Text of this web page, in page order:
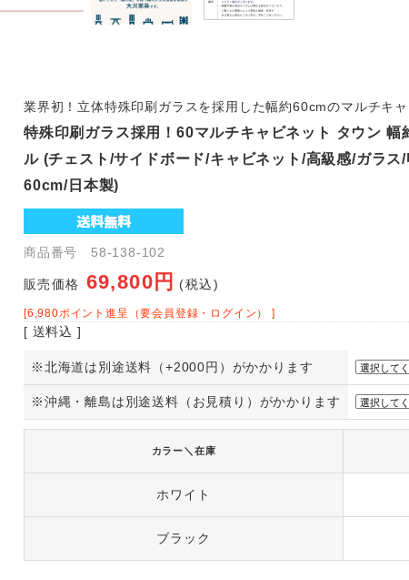
業界初！立体特殊印刷ガラスを採用した幅約60cmのマルチキ
特殊印刷ガラス採用！60マルチキャビネット タウン 幅
ル (チェスト/サイドボード/キャビネット/高級感/ガラス
60cm/日本製)
商品番号 58-138-102
販売価格 69,800円 (税込)
[6,980ポイント進呈（要会員登録・ログイン） ]
[ 送料込 ]
※北海道は別途送料（+2000円）がかかります
※沖縄・離島は別途送料（お見積り）がかかります
カラー＼在庫
ホワイト
ブラック